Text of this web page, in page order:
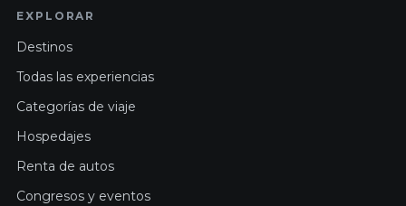
EXPLORAR
Destinos
Todas las experiencias
Categorías de viaje
Hospedajes
Renta de autos
Congresos y eventos